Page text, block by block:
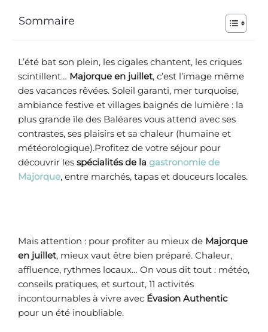
Sommaire
L’été bat son plein, les cigales chantent, les criques
scintillent… Majorque en juillet, c’est l’image même
des vacances rêvées. Soleil garanti, mer turquoise,
ambiance festive et villages baignés de lumière : la
plus grande île des Baléares vous attend avec ses
contrastes, ses plaisirs et sa chaleur (humaine et
météorologique).Profitez de votre séjour pour
découvrir les spécialités de la gastronomie de
Majorque, entre marchés, tapas et douceurs locales.
Mais attention : pour profiter au mieux de Majorque
en juillet, mieux vaut être bien préparé. Chaleur,
affluence, rythmes locaux… On vous dit tout : météo,
conseils pratiques, et surtout, 11 activités
incontournables à vivre avec Évasion Authentic
pour un été inoubliable.